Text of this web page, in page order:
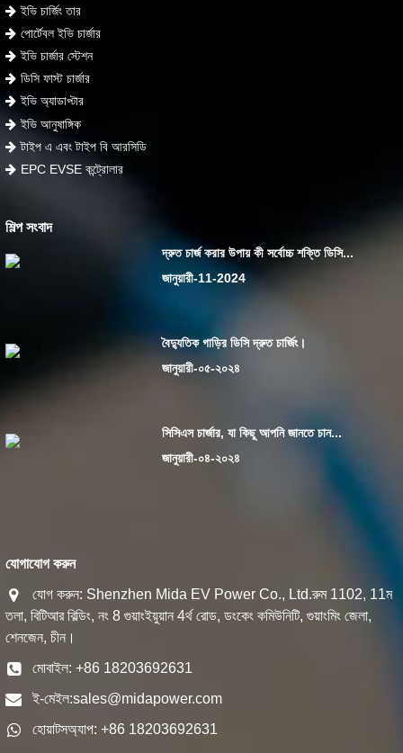
ইভি চার্জিং তার
পোর্টেবল ইভি চার্জার
ইভি চার্জার স্টেশন
ডিসি ফাস্ট চার্জার
ইভি অ্যাডাপ্টার
ইভি আনুষাঙ্গিক
টাইপ এ এবং টাইপ বি আরসিডি
EPC EVSE কন্ট্রোলার
শিল্প সংবাদ
দ্রুত চার্জ করার উপায় কী সর্বোচ্চ শক্তি ডিসি...
জানুয়ারী-11-2024
বৈদ্যুতিক গাড়ির ডিসি দ্রুত চার্জিং।
জানুয়ারী-০৫-২০২৪
সিসিএস চার্জার, যা কিছু আপনি জানতে চান...
জানুয়ারী-০৪-২০২৪
যোগাযোগ করুন
যোগ করুন: Shenzhen Mida EV Power Co., Ltd.রুম 1102, 11ম
তলা, বিটিআর বিল্ডিং, নং 8 গুয়াংইয়ুয়ান 4র্থ রোড, ডংকেং কমিউনিটি, গুয়াংমিং জেলা,
শেনজেন, চীন।
মোবাইল: +86 18203692631
ই-মেইল:sales@midapower.com
হোয়াটসঅ্যাপ: +86 18203692631